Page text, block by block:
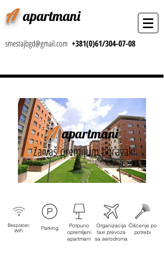
smestajbgd@gmail.com +381(0)61/304-07-08
Aapartmani
Aapartmani
Za vaš premijum boravak!
Besplatan
WiFi
Potpuno
opremljeni
apartmani
Parking
Organizacija
taxi prevoza
sa aerodroma
Čišćenje po
potrebi